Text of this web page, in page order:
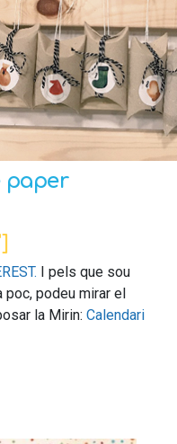
paper
I pels que sou
poc, podeu mirar el
la Mirin: Calendari